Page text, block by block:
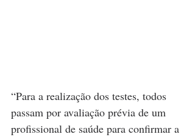
“Para a realização dos testes, todos
passam por avaliação prévia de um
profissional de saúde para confirmar a